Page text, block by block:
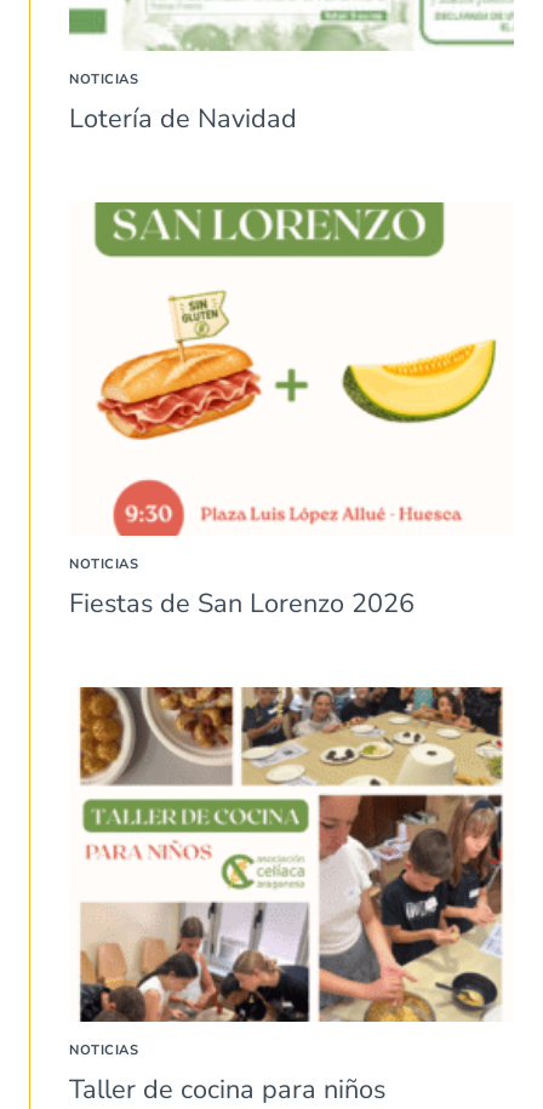
NOTICIAS
Lotería de Navidad
NOTICIAS
Fiestas de San Lorenzo 2026
NOTICIAS
Taller de cocina para niños